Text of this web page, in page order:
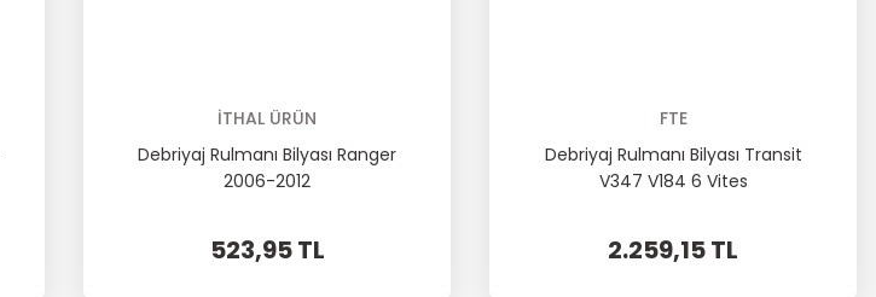
İTHAL ÜRÜN
Debriyaj Rulmanı Bilyası Ranger
2006-2012
523,95 TL
FTE
Debriyaj Rulmanı Bilyası Transit
V347 V184 6 Vites
2.259,15 TL